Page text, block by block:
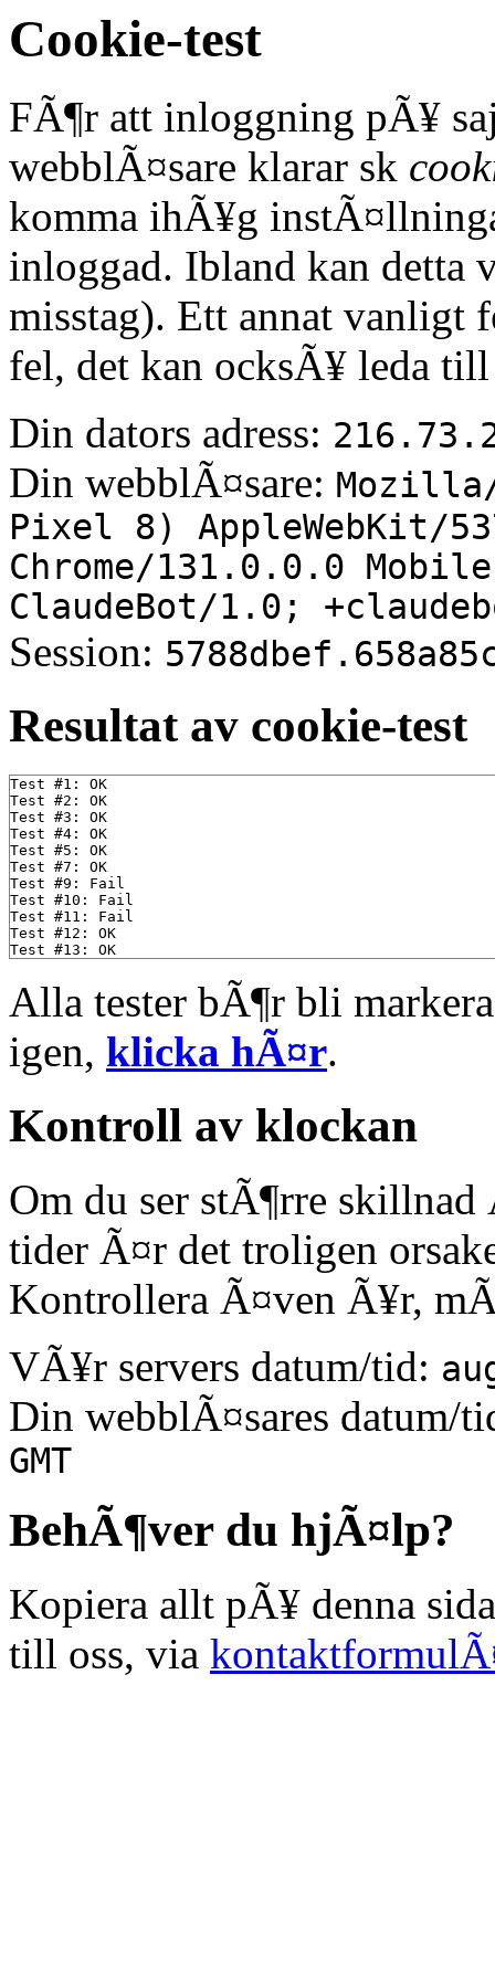
Cookie-test
FÃ¶r att inloggning pÃ¥
webblÃ¤sare klarar sk
komma ihÃ¥g
inloggad. Ibland kan detta
misstag). Ett annat vanligt
fel, det kan ocksÃ¥ leda
Din dators adress:
Din webblÃ¤sare:
Pixel 8) AppleWebKit/
Chrome/131.0.0.0
ClaudeBot/1.0;
Session:
Resultat av cookie-test
Test #1: OK
Test #2: OK
Test #3: OK
Test #4: OK
Test #5: OK
Test #7: OK
Test #9: Fail
Test #10: Fail
Test #11: Fail
Test #12: OK
Alla tester bÃ¶r bli
igen, klicka hÃ¤r.
Kontroll av klockan
Om du ser stÃ¶rre
tider Ã¤r det troligen
Kontrollera Ã¤ven Ã¥r,
VÃ¥r servers datum/tid:
Din webblÃ¤sares datum/
GMT
BehÃ¶ver du hjÃ¤lp?
Kopiera allt pÃ¥ denna
till oss, via